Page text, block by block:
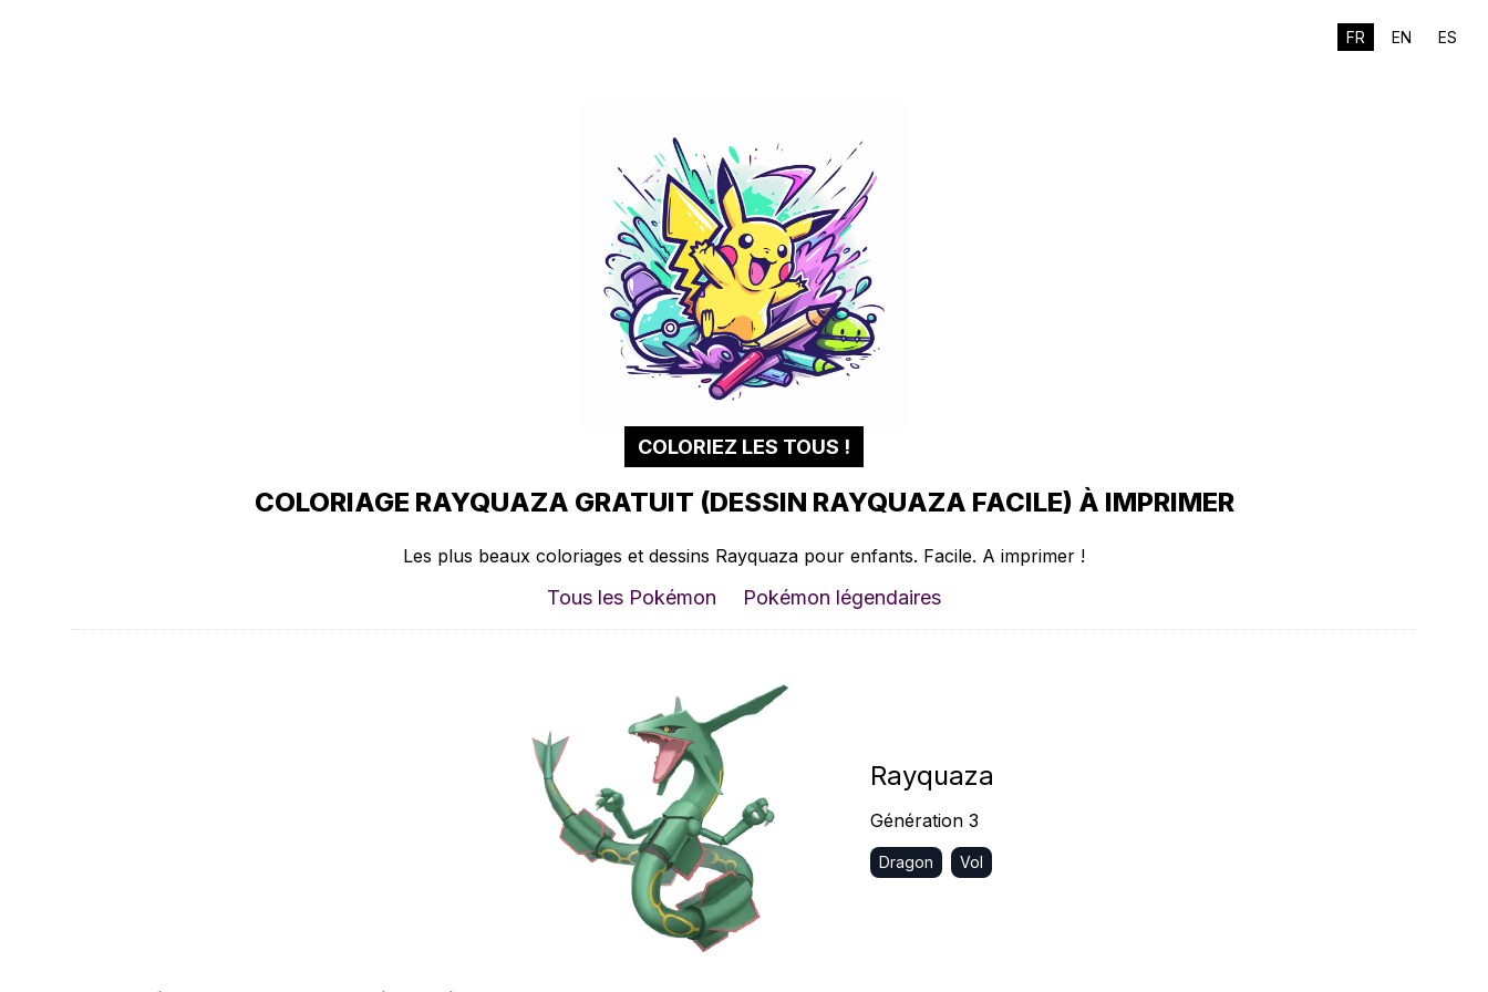
FR EN ES
COLORIEZ LES TOUS !
COLORIAGE RAYQUAZA GRATUIT (DESSIN RAYQUAZA FACILE) À IMPRIMER
Les plus beaux coloriages et dessins Rayquaza pour enfants. Facile. A imprimer !
Tous les Pokémon Pokémon légendaires
Rayquaza
Génération 3
Dragon Vol